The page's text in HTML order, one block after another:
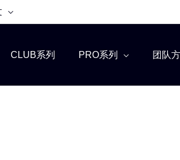
CLUB系列 PRO系列 团队